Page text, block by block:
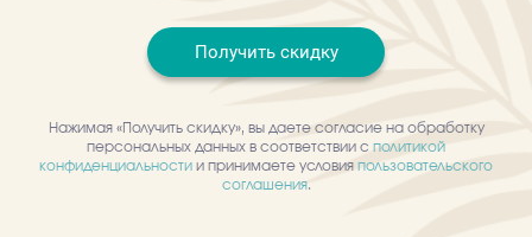
Очищающий гель обеспечивает очень мягкое и бережное
очищение, восстанавливает и поддерживает естественный
применения для сухой, поврежденной, чувствительной кожи.
Получить скидку
Нажимая «Получить скидку», вы даете согласие на обработку
персональных данных в соответствии с политикой
конфиденциальности и принимаете условия пользовательского
соглашения.